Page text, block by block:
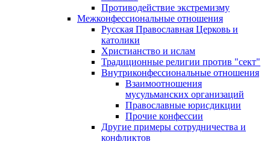
Противодействие экстремизму
Межконфессиональные отношения
Русская Православная Церковь и
католики
Христианство и ислам
Традиционные религии против "сект"
Внутриконфессиональные отношения
Взаимоотношения
мусульманских организаций
Православные юрисдикции
Прочие конфессии
Другие примеры сотрудничества и
конфликтов